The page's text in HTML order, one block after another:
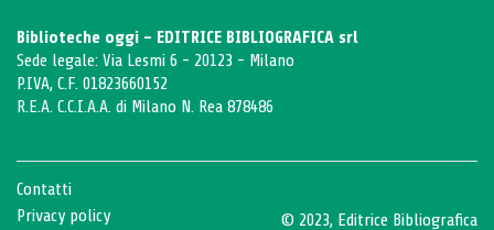
Biblioteche oggi - EDITRICE BIBLIOGRAFICA srl
Sede legale: Via Lesmi 6 - 20123 - Milano
P.IVA, C.F. 01823660152
R.E.A. C.C.I.A.A. di Milano N. Rea 878486
Contatti
Privacy policy
© 2023, Editrice Bibliografica